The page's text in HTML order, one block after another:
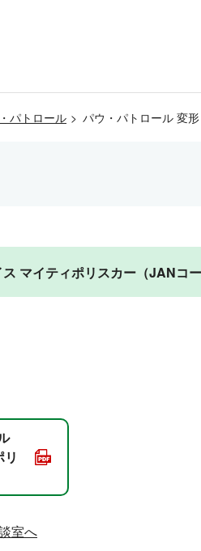
パトロール パウ・パトロール 変
マイティポリスカー（JANコ
室へ